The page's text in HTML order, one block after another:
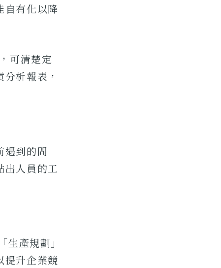
自有化以降
可清楚定
析報表，
遇到的問
出人員的工
產規劃」
提升企業競